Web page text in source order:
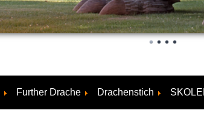
Further Drache Drachenstich